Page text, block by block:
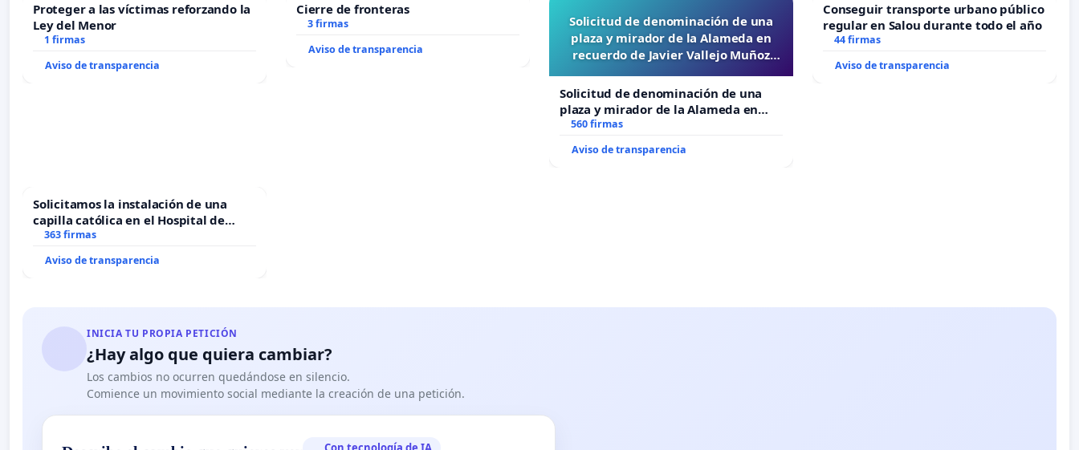
Proteger a las víctimas reforzando la
Ley del Menor
1 firmas
Aviso de transparencia
Cierre de fronteras
3 firmas
Aviso de transparencia
Solicitud de denominación de una
plaza y mirador de la Alameda en
recuerdo de Javier Vallejo Muñoz
Solicitud de denominación de una
plaza y mirador de la Alameda en
recuerdo de Javier Vallejo Muñoz
“Mazinger”
560 firmas
Aviso de transparencia
Conseguir transporte urbano público
regular en Salou durante todo el año
44 firmas
Aviso de transparencia
Solicitamos la instalación de una
capilla católica en el Hospital de
Alcañiz
363 firmas
Aviso de transparencia
INICIA TU PROPIA PETICIÓN
¿Hay algo que quiera cambiar?
Los cambios no ocurren quedándose en silencio.
Comience un movimiento social mediante la creación de una petición.